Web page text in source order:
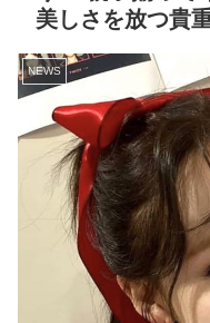
美しさを放つ貴
NEWS